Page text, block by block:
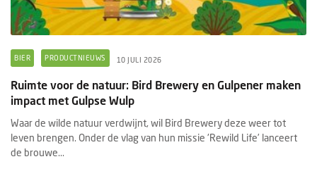
BIER PRODUCTNIEUWS 10 JULI 2026
Ruimte voor de natuur: Bird Brewery en Gulpener maken
impact met Gulpse Wulp
Waar de wilde natuur verdwijnt, wil Bird Brewery deze weer tot
leven brengen. Onder de vlag van hun missie 'Rewild Life’ lanceert
de brouwe...